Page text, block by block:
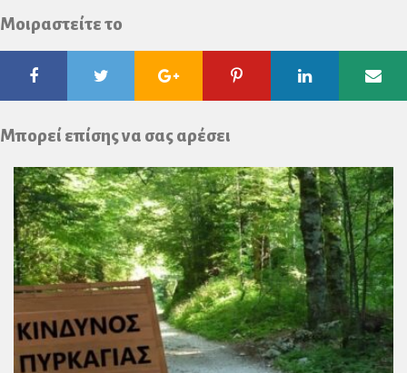
Μοιραστείτε το
FacebookTwitter Google
Plus
Pinterest Linkedin
Μπορεί επίσης να σας αρέσει